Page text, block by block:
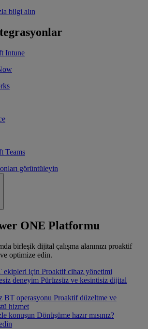
bilgi alın
Intune
Teams
görüntüleyin
ONE Platformu
birleşik dijital çalışma alanınızı proaktif
optimize edin.
ekipleri için Proaktif cihaz yönetimi
deneyim Pürüzsüz ve kesintisiz dijital
BT operasyonu Proaktif düzeltme ve
hizmet
konuşun Dönüşüme hazır mısınız?